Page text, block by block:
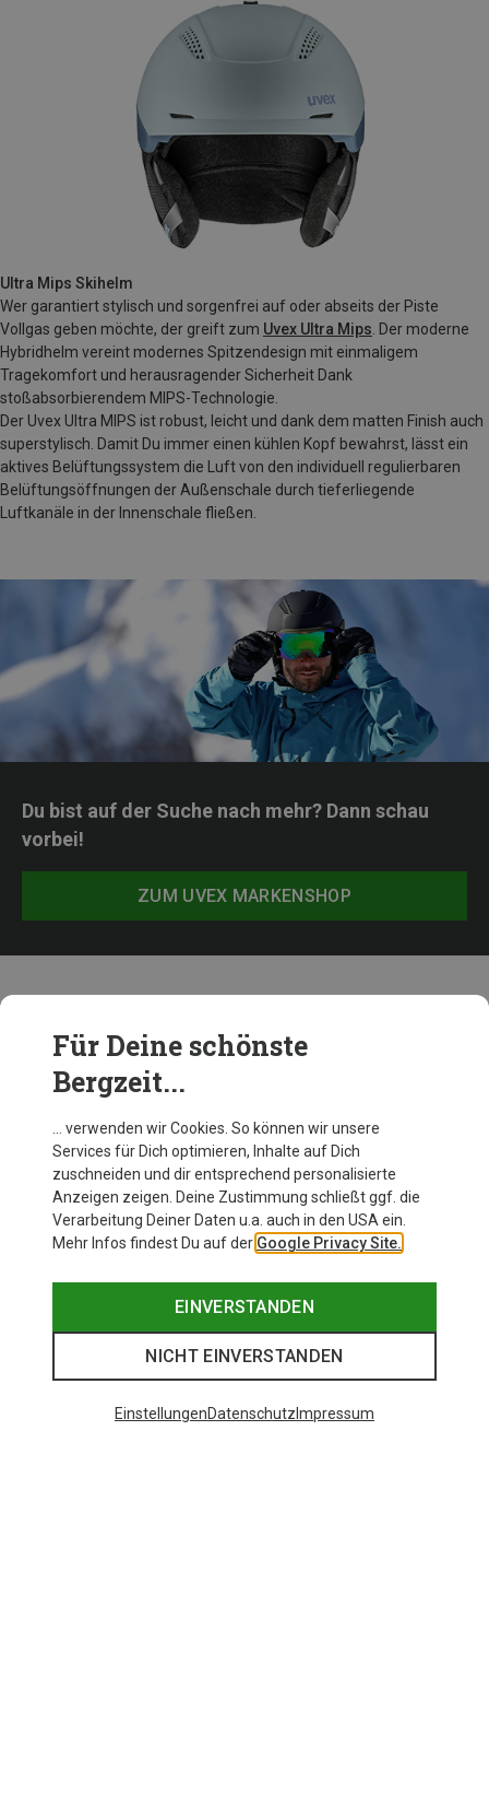
Ultra Mips Skihelm
Wer garantiert stylisch und sorgenfrei auf oder abseits der Piste
Vollgas geben möchte, der greift zum Uvex Ultra Mips . Der moderne
Hybridhelm vereint modernes Spitzendesign mit einmaligem
Tragekomfort und herausragender Sicherheit Dank
stoßabsorbierendem MIPS-Technologie.
Der Uvex Ultra MIPS ist robust, leicht und dank dem matten Finish auch
superstylisch. Damit Du immer einen kühlen Kopf bewahrst, lässt ein
aktives Belüftungssystem die Luft von den individuell regulierbaren
Belüftungsöffnungen der Außenschale durch tieferliegende
Luftkanäle in der Innenschale fließen.
Du bist auf der Suche nach mehr? Dann schau
vorbei!
ZUM UVEX MARKENSHOP
Du sparst 39%
Für Deine schönste
Bergzeit...
… verwenden wir Cookies. So können wir unsere
Services für Dich optimieren, Inhalte auf Dich
zuschneiden und dir entsprechend personalisierte
Anzeigen zeigen. Deine Zustimmung schließt ggf. die
Verarbeitung Deiner Daten u.a. auch in den USA ein.
Mehr Infos findest Du auf der Google Privacy Site.
EINVERSTANDEN
NICHT EINVERSTANDEN
EinstellungenDatenschutz Impressum